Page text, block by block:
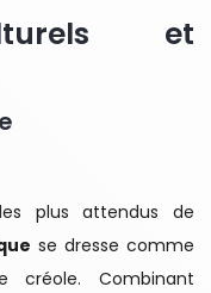
et
plus attendus de
se dresse comme
Combinant